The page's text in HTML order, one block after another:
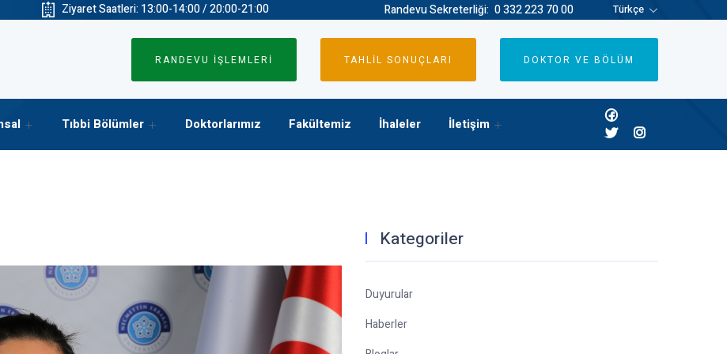
Ziyaret Saatleri: 13:00-14:00 / 20:00-21:00 Randevu Sekreterliği: 0 332 223 70 00 Türkçe
RANDEVU İŞLEMLERİ TAHLİL SONUÇLARI DOKTOR VE BÖLÜM
Tıbbi Bölümler Doktorlarımız Fakültemiz İhaleler İletişim
Kategoriler
Duyurular
Haberler